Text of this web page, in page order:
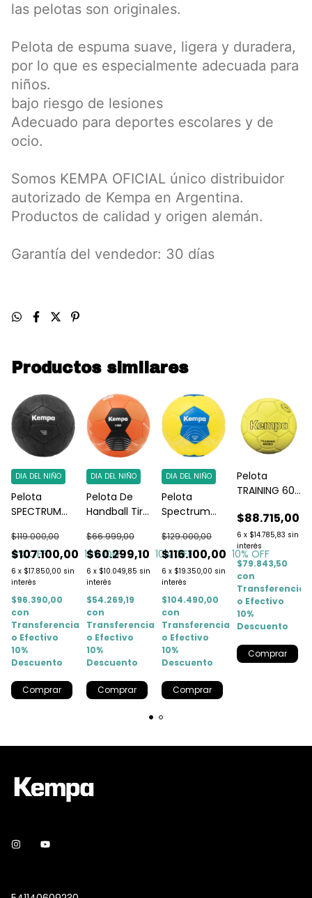
las pelotas son originales.
Pelota de espuma suave, ligera y duradera,
por lo que es especialmente adecuada para
niños.
bajo riesgo de lesiones
Adecuado para deportes escolares y de
ocio.
Somos KEMPA OFICIAL único distribuidor
autorizado de Kempa en Argentina.
Productos de calidad y origen alemán.
Garantía del vendedor: 30 días
Productos similares
10% OFF
Pelota
SPECTRUM
PRIMO
Blanco y
negro
$107.100,00
$119.000,00
10% OFF
6 x $17.850,00 sin
interés
DIA DEL NIÑO
$96.390,00
con
Transferencia
o Efectivo
10%
Descuento
Comprar
Pelota De
Handball Tiro
Naranja
$60.299,10
$66.999,00
10% OFF
6 x $10.049,85 sin
interés
DIA DEL NIÑO
$54.269,19
con
Transferencia
o Efectivo
10%
Descuento
Comprar
Pelota
Spectrum
Amarilla/
Azul
$116.100,00
$129.000,00
10% OFF
6 x $19.350,00 sin
interés
DIA DEL NIÑO
$104.490,00
con
Transferencia
o Efectivo
10%
Descuento
Comprar
Pelota
TRAINING 600
$88.715,00
6 x $14.785,83 sin
interés
$79.843,50
con
Transferencia
o Efectivo
10%
Descuento